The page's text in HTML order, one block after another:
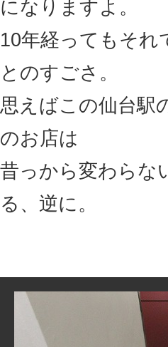
になりますよ。
10年経ってもそ
とのすごさ。
思えばこの仙台駅
のお店は
昔っから変わらな
る、逆に。